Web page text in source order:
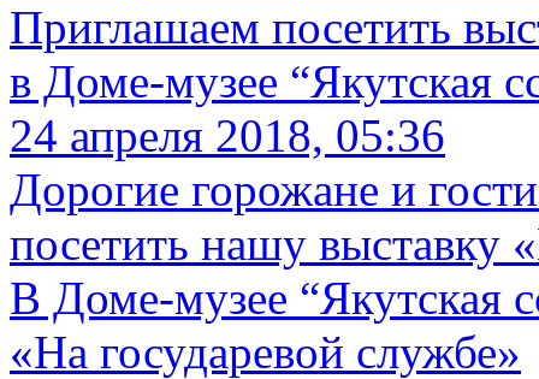
Приглашаем посетить
в Доме-музее “Якутская
24 апреля 2018, 05:36
Дорогие горожане и
посетить нашу выставку
В Доме-музее “Якутская
«На государевой службе»